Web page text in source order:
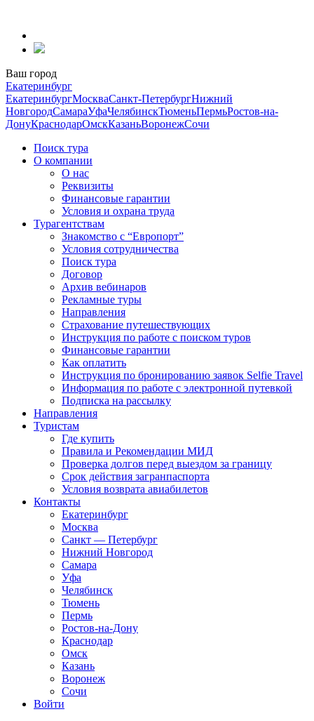
содержанию
Ваш город
Екатеринбург
ЕкатеринбургМоскваСанкт-ПетербургНижний
НовгородСамараУфаЧелябинскТюменьПермьРостов-на-
ДонуКраснодарОмскКазаньВоронежСочи
Поиск тура
О компании
О нас
Реквизиты
Финансовые гарантии
Условия и охрана труда
Турагентствам
Знакомство с “Европорт”
Условия сотрудничества
Поиск тура
Договор
Архив вебинаров
Рекламные туры
Направления
Страхование путешествующих
Инструкция по работе с поиском туров
Финансовые гарантии
Как оплатить
Инструкция по бронированию заявок Selfie Travel
Информация по работе с электронной путевкой
Подписка на рассылку
Направления
Туристам
Где купить
Правила и Рекомендации МИД
Проверка долгов перед выездом за границу
Срок действия загранпаспорта
Условия возврата авиабилетов
Контакты
Екатеринбург
Москва
Санкт — Петербург
Нижний Новгород
Самара
Уфа
Челябинск
Тюмень
Пермь
Ростов-на-Дону
Краснодар
Омск
Казань
Воронеж
Сочи
Войти